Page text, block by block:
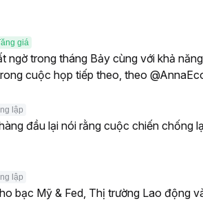
giá
ngờ trong tháng Bảy cùng với khả
cuộc họp tiếp theo, theo
lập
đầu lại nói rằng cuộc chiến chống
lập
bạc Mỹ & Fed, Thị trường Lao động